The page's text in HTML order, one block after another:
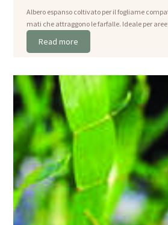
Albero espanso coltivato per il fogliame
mati che attraggono le farfalle. Ideale per
Read more